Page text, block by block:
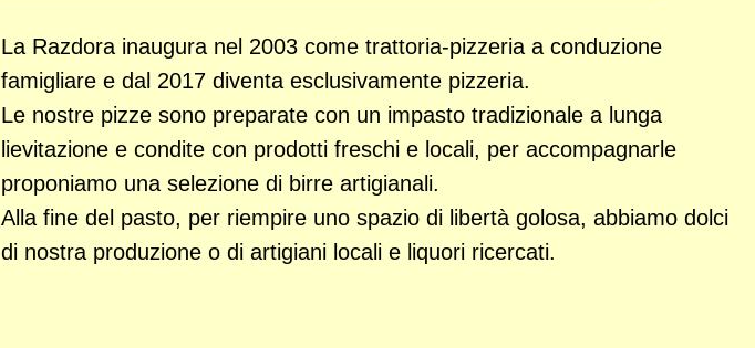
La Razdora inaugura nel 2003 come trattoria-pizzeria a conduzione
famigliare e dal 2017 diventa esclusivamente pizzeria.
Le nostre pizze sono preparate con un impasto tradizionale a lunga
lievitazione e condite con prodotti freschi e locali, per accompagnarle
proponiamo una selezione di birre artigianali.
Alla fine del pasto, per riempire uno spazio di libertà golosa, abbiamo dolci
di nostra produzione o di artigiani locali e liquori ricercati.